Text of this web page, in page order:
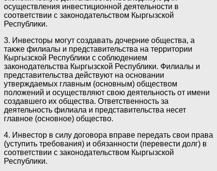
осуществления инвестиционной деятельности в
соответствии с законодательством Кыргызской
Республики.
3. Инвесторы могут создавать дочерние общества, а
также филиалы и представительства на территории
Кыргызской Республики с соблюдением
законодательства Кыргызской Республики. Филиалы и
представительства действуют на основании
утверждаемых главным (основным) обществом
положений и осуществляют свою деятельность от имени
создавшего их общества. Ответственность за
деятельность филиала и представительства несет
главное (основное) общество.
4. Инвестор в силу договора вправе передать свои права
(уступить требования) и обязанности (перевести долг) в
соответствии с законодательством Кыргызской
Республики.